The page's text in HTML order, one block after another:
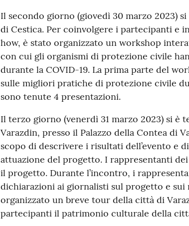
Il secondo giorno (giovedì 30 marzo 2023)
di Cestica. Per coinvolgere i partecipanti e
how, è stato organizzato un workshop
con cui gli organismi di protezione civile
durante la COVID-19. La prima parte del
sulle migliori pratiche di protezione civile
sono tenute 4 presentazioni.
Il terzo giorno (venerdì 31 marzo 2023) si
Varazdin, presso il Palazzo della Contea di
scopo di descrivere i risultati dell’evento e
attuazione del progetto. I rappresentanti
il progetto. Durante l’incontro, i
dichiarazioni ai giornalisti sul progetto e
organizzato un breve tour della città di
partecipanti il patrimonio culturale della